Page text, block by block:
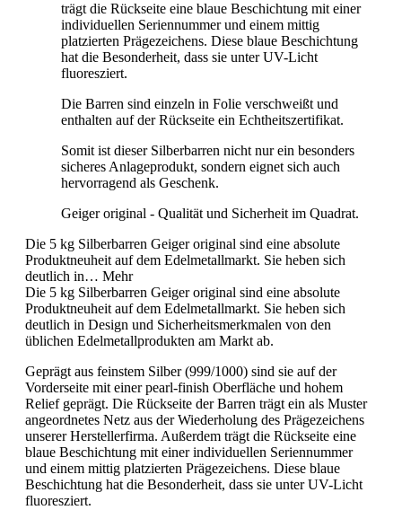
trägt die Rückseite eine blaue Beschichtung mit einer
individuellen Seriennummer und einem mittig
platzierten Prägezeichens. Diese blaue Beschichtung
hat die Besonderheit, dass sie unter UV-Licht
fluoresziert.
Die Barren sind einzeln in Folie verschweißt und
enthalten auf der Rückseite ein Echtheitszertifikat.
Somit ist dieser Silberbarren nicht nur ein besonders
sicheres Anlageprodukt, sondern eignet sich auch
hervorragend als Geschenk.
Geiger original - Qualität und Sicherheit im Quadrat.
Die 5 kg Silberbarren Geiger original sind eine absolute
Produktneuheit auf dem Edelmetallmarkt. Sie heben sich
deutlich in… Mehr
Die 5 kg Silberbarren Geiger original sind eine absolute
Produktneuheit auf dem Edelmetallmarkt. Sie heben sich
deutlich in Design und Sicherheitsmerkmalen von den
üblichen Edelmetallprodukten am Markt ab.
Geprägt aus feinstem Silber (999/1000) sind sie auf der
Vorderseite mit einer pearl-finish Oberfläche und hohem
Relief geprägt. Die Rückseite der Barren trägt ein als Muster
angeordnetes Netz aus der Wiederholung des Prägezeichens
unserer Herstellerfirma. Außerdem trägt die Rückseite eine
blaue Beschichtung mit einer individuellen Seriennummer
und einem mittig platzierten Prägezeichens. Diese blaue
Beschichtung hat die Besonderheit, dass sie unter UV-Licht
fluoresziert.